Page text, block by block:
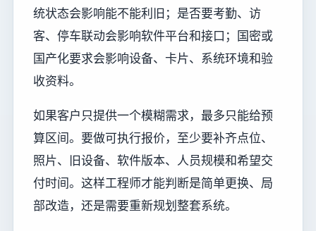
统状态会影响能不能利旧；是否要考勤、访
客、停车联动会影响软件平台和接口；国密或
国产化要求会影响设备、卡片、系统环境和验
收资料。
如果客户只提供一个模糊需求，最多只能给预
算区间。要做可执行报价，至少要补齐点位、
照片、旧设备、软件版本、人员规模和希望交
付时间。这样工程师才能判断是简单更换、局
部改造，还是需要重新规划整套系统。